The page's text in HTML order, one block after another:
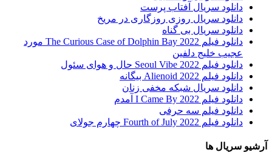
دانلود سریال آفتاب پرست
دانلود سریال روزی روزگاری در مریخ
دانلود سریال بی گناه
دانلود فیلم The Curious Case of Dolphin Bay 2022 مورد
عجیب خلیج دلفین
دانلود فیلم Seoul Vibe 2022 حال و هوای سئول
دانلود فیلم Alienoid 2022 بیگانه
دانلود سریال شبکه مخفی زنان
دانلود فیلم I Came By 2022 آمدم
دانلود فیلم سه حرفی
دانلود فیلم Fourth of July 2022 چهارم جولای
آرشیو سریال ها